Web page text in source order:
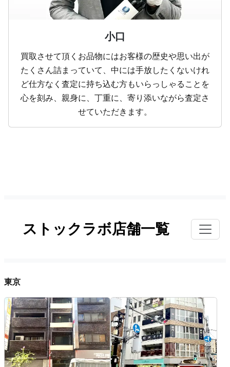
小口
買取させて頂くお品物にはお客様の歴史や思い出が
たくさん詰まっていて、中には手放したくないけれ
ど仕方なく査定に持ち込む方もいらっしゃることを
心を刻み、親身に、丁重に、寄り添いながら査定さ
せていただきます。
ストックラボ店舗一覧
東京